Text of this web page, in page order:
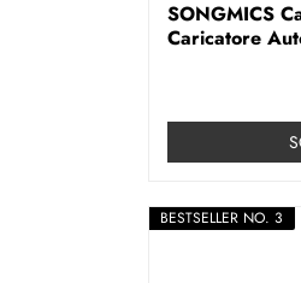
SONGMICS
Caricatore
BESTSELLER NO. 3